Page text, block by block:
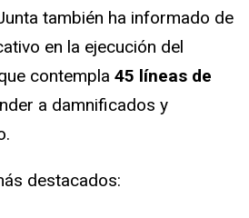
también ha informado de
en la ejecución del
contempla 45 líneas de
a damnificados y
destacados: